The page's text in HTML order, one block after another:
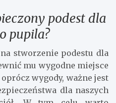
podest dla
pupila?
stworzenie podestu dla
mu wygodne miejsce
wygody, ważne jest
dla naszych